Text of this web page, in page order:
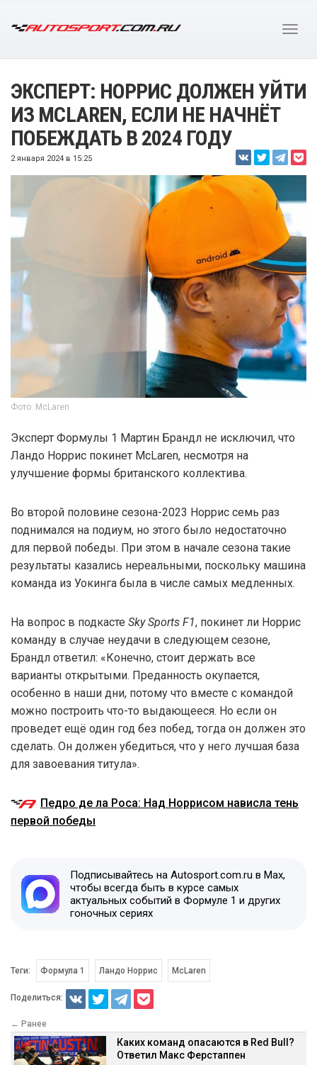
ЭКСПЕРТ: НОРРИС ДОЛЖЕН УЙТИ
ИЗ MCLAREN, ЕСЛИ НЕ НАЧНЁТ
ПОБЕЖДАТЬ В 2024 ГОДУ
2 января 2024 в 15:25
Фото: McLaren
Эксперт Формулы 1 Мартин Брандл не исключил, что
Ландо Норрис покинет McLaren, несмотря на
улучшение формы британского коллектива.
Во второй половине сезона-2023 Норрис семь раз
поднимался на подиум, но этого было недостаточно
для первой победы. При этом в начале сезона такие
результаты казались нереальными, поскольку машина
команда из Уокинга была в числе самых медленных.
На вопрос в подкасте Sky Sports F1, покинет ли Норрис
команду в случае неудачи в следующем сезоне,
Брандл ответил: «Конечно, стоит держать все
варианты открытыми. Преданность окупается,
особенно в наши дни, потому что вместе с командой
можно построить что-то выдающееся. Но если он
проведет ещё один год без побед, тогда он должен это
сделать. Он должен убедиться, что у него лучшая база
для завоевания титула».
Педро де ла Роса: Над Норрисом нависла тень
первой победы
Подписывайтесь на Autosport.com.ru в Max,
чтобы всегда быть в курсе самых
актуальных событий в Формуле 1 и других
гоночных сериях
Теги: Формула 1 Ландо Норрис McLaren
Поделиться:
← Ранее
Каких команд опасаются в Red Bull?
Ответил Макс Ферстаппен